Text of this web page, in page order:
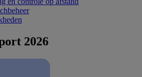
2026